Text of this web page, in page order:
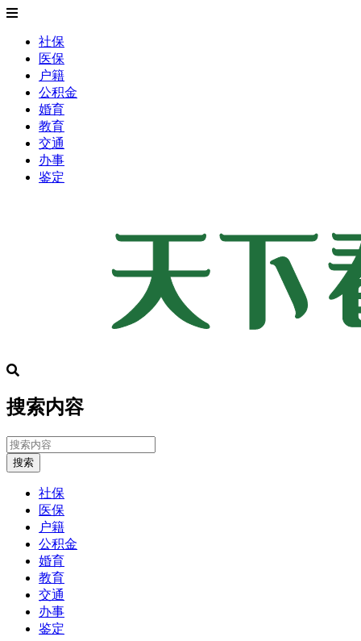
社保
医保
户籍
公积金
婚育
教育
交通
办事
鉴定
搜索内容
搜索
社保
医保
户籍
公积金
婚育
教育
交通
办事
鉴定